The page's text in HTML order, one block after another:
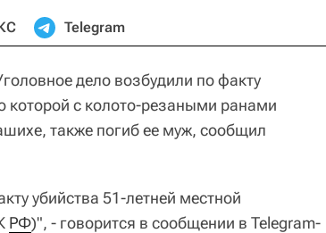
Telegram
дело возбудили по факту
которой с колото-резаными ранами
также погиб ее муж, сообщил
убийства 51-летней местной
РФ)", - говорится в сообщении в Telegram-